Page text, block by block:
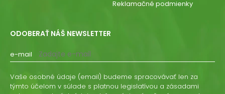
Reklamačné podmienky
ODOBERAŤ NÁŠ NEWSLETTER
e-mail
Vaše osobné údaje (email) budeme spracovávať len za
týmto účelom v súlade s platnou legislatívou a zásadami